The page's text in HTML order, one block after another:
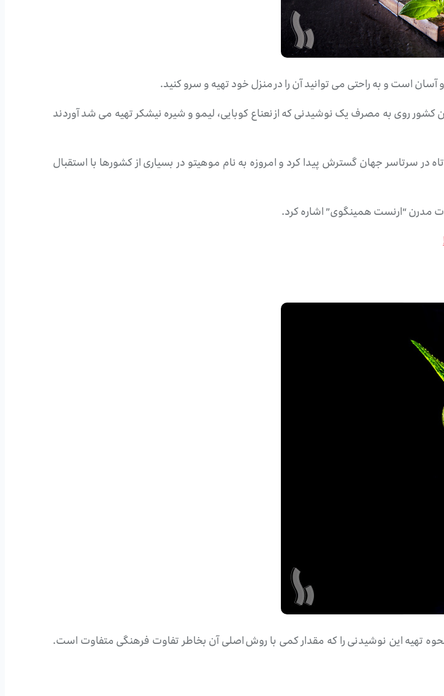
است و به راحتی می توانید آن را در منزل خود تهیه و سرو کنید.
روی به مصرف یک نوشیدنی که از نعناع کوبایی، لیمو و شیره نیشکر تهیه می شد آوردند
سرتاسر جهان گسترش پیدا کرد و امروزه به نام موهیتو در بسیاری از کشورها با استقبال
مدرن “ارنست همینگوی” اشاره کرد.
تهیه این نوشیدنی را که مقدار کمی با روش اصلی آن بخاطر تفاوت فرهنگی متفاوت است.